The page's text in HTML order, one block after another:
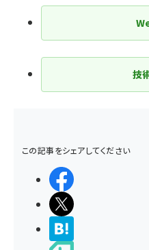
技
この記事をシェアしてください